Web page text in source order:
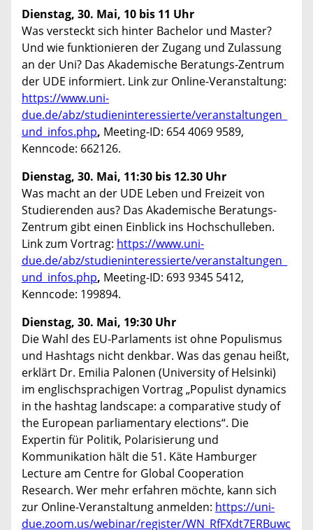
Dienstag, 30. Mai, 10 bis 11 Uhr
Was versteckt sich hinter Bachelor und Master?
Und wie funktionieren der Zugang und Zulassung
an der Uni? Das Akademische Beratungs-Zentrum
der UDE informiert. Link zur Online-Veranstaltung:
https://www.uni-
due.de/abz/studieninteressierte/veranstaltungen_
und_infos.php, Meeting-ID: 654 4069 9589,
Kenncode: 662126.
Dienstag, 30. Mai, 11:30 bis 12.30 Uhr
Was macht an der UDE Leben und Freizeit von
Studierenden aus? Das Akademische Beratungs-
Zentrum gibt einen Einblick ins Hochschulleben.
Link zum Vortrag: https://www.uni-
due.de/abz/studieninteressierte/veranstaltungen_
und_infos.php, Meeting-ID: 693 9345 5412,
Kenncode: 199894.
Dienstag, 30. Mai, 19:30 Uhr
Die Wahl des EU-Parlaments ist ohne Populismus
und Hashtags nicht denkbar. Was das genau heißt,
erklärt Dr. Emilia Palonen (University of Helsinki)
im englischsprachigen Vortrag „Populist dynamics
in the hashtag landscape: a comparative study of
the European parliamentary elections“. Die
Expertin für Politik, Polarisierung und
Kommunikation hält die 51. Käte Hamburger
Lecture am Centre for Global Cooperation
Research. Wer mehr erfahren möchte, kann sich
zur Online-Veranstaltung anmelden: https://uni-
due.zoom.us/webinar/register/WN_RfFXdt7ERBuwc